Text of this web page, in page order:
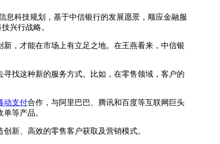
科技规划，基于中信银行的发展愿景，顺应金融服
兴行战略。
，才能在市场上有立足之地。在王燕看来，中信银
找这种新的服务方式。比如，在零售领域，客户的
动支付合作，与阿里巴巴、腾讯和百度等互联网巨头
等产品。
新、高效的零售客户获取及营销模式。